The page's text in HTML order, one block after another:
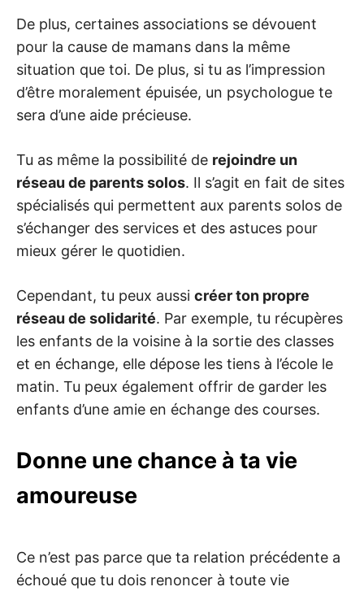
De plus, certaines associations se dévouent
pour la cause de mamans dans la même
situation que toi. De plus, si tu as l’impression
d’être moralement épuisée, un psychologue te
sera d’une aide précieuse.
Tu as même la possibilité de rejoindre un
réseau de parents solos. Il s’agit en fait de sites
spécialisés qui permettent aux parents solos de
s’échanger des services et des astuces pour
mieux gérer le quotidien.
Cependant, tu peux aussi créer ton propre
réseau de solidarité. Par exemple, tu récupères
les enfants de la voisine à la sortie des classes
et en échange, elle dépose les tiens à l’école le
matin. Tu peux également offrir de garder les
enfants d’une amie en échange des courses.
Donne une chance à ta vie
amoureuse
Ce n’est pas parce que ta relation précédente a
échoué que tu dois renoncer à toute vie